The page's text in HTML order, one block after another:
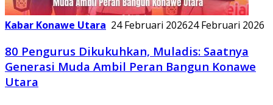
Kabar Konawe Utara 24 Februari 202624 Februari 2026
80 Pengurus Dikukuhkan, Muladis: Saatnya
Generasi Muda Ambil Peran Bangun Konawe
Utara